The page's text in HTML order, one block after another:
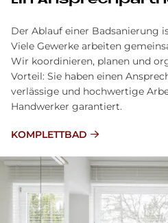
Der Ablauf einer Badsanierung
Viele Gewerke arbeiten
Wir ko­ordinieren, planen und
Vor­teil: Sie haben einen
verlässige und hoch­wertige
Hand­werker garantiert.
KOMPLETTBAD